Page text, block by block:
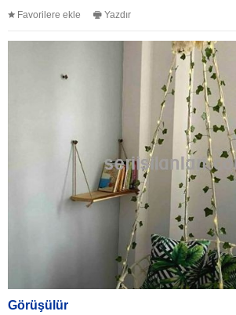
Favorilere ekle Yazdır
Görüşülür